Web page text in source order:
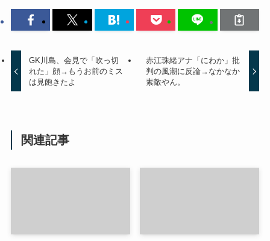
GK川島、会見で「吹っ切
れた」顔→もうお前のミス
は見飽きたよ
赤江珠緒アナ「にわか」批
判の風潮に反論→なかなか
素敵やん。
関連記事